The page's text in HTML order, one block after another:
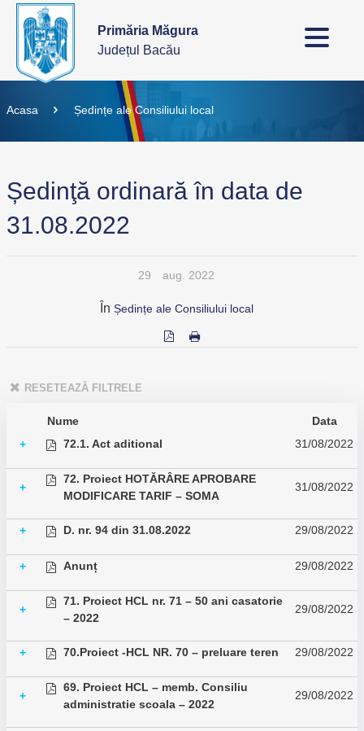
Primăria Măgura
Județul Bacău
Acasa Ședințe ale Consiliului local
Ședinţă ordinară în data de
31.08.2022
29 aug. 2022
În Ședințe ale Consiliului local
RESETEAZĂ FILTRELE
Nume
Data
+
72.1. Act aditional 31/08/2022
+
72. Proiect HOTĂRÂRE APROBARE
MODIFICARE TARIF – SOMA
31/08/2022
+ D. nr. 94 din 31.08.2022 29/08/2022
+ Anunț 29/08/2022
+
71. Proiect HCL nr. 71 – 50 ani casatorie
– 2022
29/08/2022
+ 70.Proiect -HCL NR. 70 – preluare teren 29/08/2022
+
69. Proiect HCL – memb. Consiliu
administratie scoala – 2022
29/08/2022